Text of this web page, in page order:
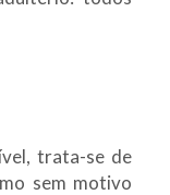
trata-se de
sem motivo